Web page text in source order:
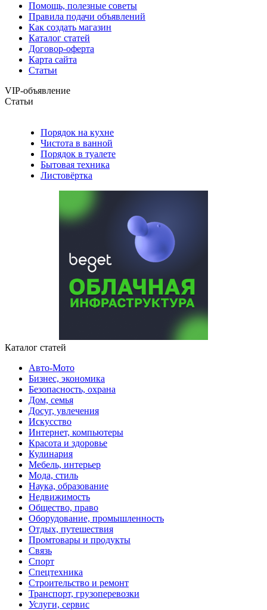
Помощь, полезные советы
Правила подачи объявлений
Как создать магазин
Каталог статей
Договор-оферта
Карта сайта
Статьи
VIP-объявление
Статьи
Порядок на кухне
Чистота в ванной
Порядок в туалете
Бытовая техника
Листовёртка
Каталог статей
Авто-Мото
Бизнес, экономика
Безопасность, охрана
Дом, семья
Досуг, увлечения
Искусство
Интернет, компьютеры
Красота и здоровье
Кулинария
Мебель, интерьер
Мода, стиль
Наука, образование
Недвижимость
Общество, право
Оборудование, промышленность
Отдых, путешествия
Промтовары и продукты
Связь
Спорт
Спецтехника
Строительство и ремонт
Транспорт, грузоперевозки
Услуги, сервис